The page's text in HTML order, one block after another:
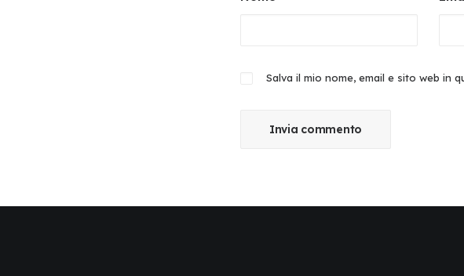
Salva il mio nome, email e sito web in